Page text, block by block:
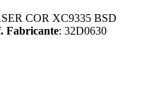
COR XC9335 BSD
Fabricante: 32D0630